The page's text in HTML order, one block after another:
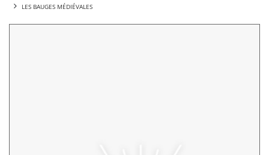
LES BAUGES MÉDIÉVALES